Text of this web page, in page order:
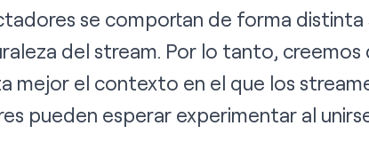
se comportan de forma distinta
del stream. Por lo tanto, creemos
mejor el contexto en el que los
pueden esperar experimentar al